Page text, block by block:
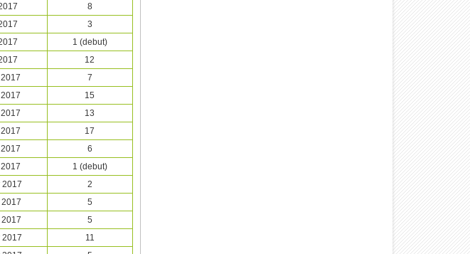
8
3
1 (debut)
12
7
15
13
17
6
1 (debut)
2017
2
2017
5
2017
5
2017
11